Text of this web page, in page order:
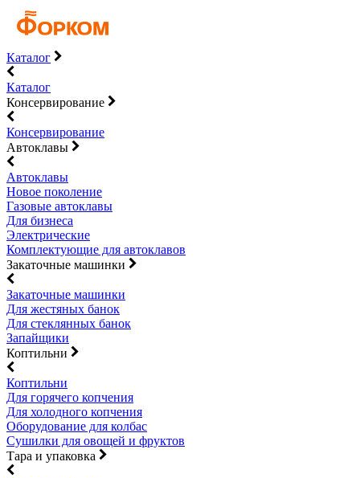
Каталог
Каталог
Консервирование
Консервирование
Автоклавы
Автоклавы
Новое поколение
Газовые автоклавы
Для бизнеса
Электрические
Комплектующие для автоклавов
Закаточные машинки
Закаточные машинки
Для жестяных банок
Для стеклянных банок
Запайщики
Коптильни
Коптильни
Для горячего копчения
Для холодного копчения
Оборудование для колбас
Сушилки для овощей и фруктов
Тара и упаковка